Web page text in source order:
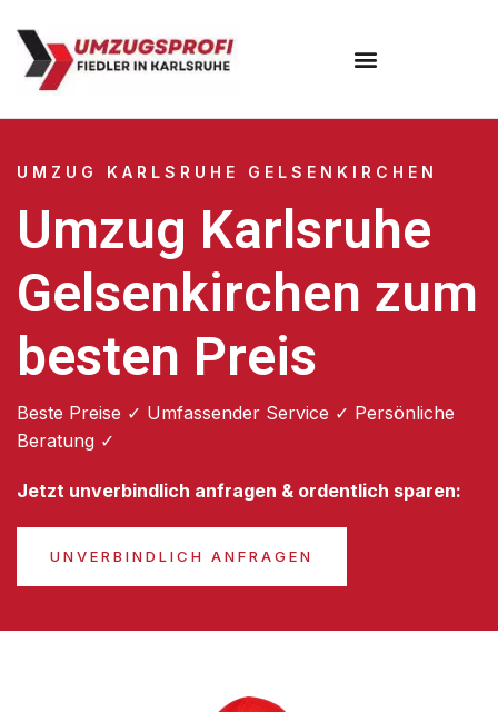
UMZUG KARLSRUHE GELSENKIRCHEN
Umzug Karlsruhe
Gelsenkirchen zum
besten Preis
Beste Preise ✓ Umfassender Service ✓ Persönliche
Beratung ✓
Jetzt unverbindlich anfragen & ordentlich sparen:
UNVERBINDLICH ANFRAGEN